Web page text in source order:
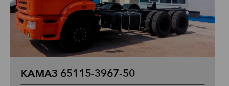
КАМАЗ 65115-3967-50